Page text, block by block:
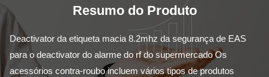
Resumo do Produto
Deactivator da etiqueta macia 8.2mhz da segurança de EAS
para o deactivator do alarme do rf do supermercado Os
acessórios contra-roubo incluem vários tipos de produtos